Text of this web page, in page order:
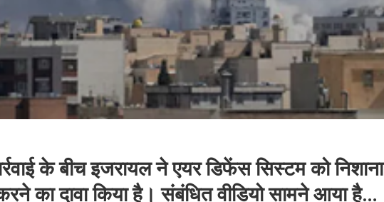
के बीच इजरायल ने एयर डिफेंस सिस्टम को निशाना
का दावा किया है। संबंधित वीडियो सामने आया है…